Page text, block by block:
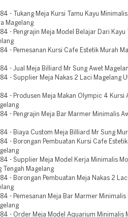
- Tukang Meja Kursi Tamu Kayu
Magelang
- Pengrajin Meja Model Belajar Dari Kayu
- Pemesanan Kursi Cafe Estetik Murah
- Jual Meja Billiard Mr Sung Awet
- Supplier Meja Nakas 2 Laci Magelang
- Produsen Meja Makan Olympic 4 Kursi
- Pengrajin Meja Bar Marmer Minimalis
- Biaya Custom Meja Billiard Mr Sung
- Borongan Pembuatan Kursi Cafe
- Supplier Meja Model Kerja Minimalis
Tengah Magelang
- Borongan Pembuatan Meja Nakas 2
- Pemesanan Meja Bar Marmer Minimalis
- Order Meja Model Aquarium Minimalis